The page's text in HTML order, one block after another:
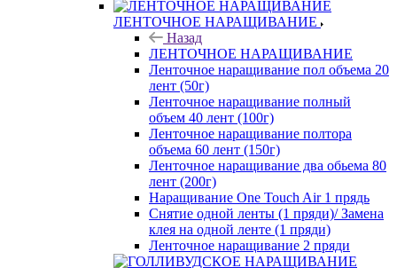
ЛЕНТОЧНОЕ НАРАЩИВАНИЕ
Назад
ЛЕНТОЧНОЕ НАРАЩИВАНИЕ
Ленточное наращивание пол объема 20
лент (50г)
Ленточное наращивание полный
объем 40 лент (100г)
Ленточное наращивание полтора
объема 60 лент (150г)
Ленточное наращивание два обьема 80
лент (200г)
Наращивание One Touch Air 1 прядь
Снятие одной ленты (1 пряди)/ Замена
клея на одной ленте (1 пряди)
Ленточное наращивание 2 пряди